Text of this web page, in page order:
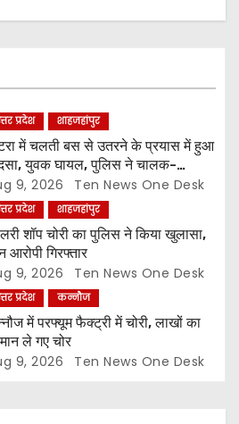
प्रदेश शाहजहांपुर
में चलती बस से उतरने के प्रयास में हुआ
युवक घायल, पुलिस ने चालक-
को पूंछताछ के लिए हिरासत में लिया
9, 2026 Ten News One Desk
प्रदेश शाहजहांपुर
शॉप चोरी का पुलिस ने किया खुलासा,
आरोपी गिरफ्तार
9, 2026 Ten News One Desk
प्रदेश कन्नौज
में परफ्यूम फैक्ट्री में चोरी, लाखों का
ले गए चोर
9, 2026 Ten News One Desk